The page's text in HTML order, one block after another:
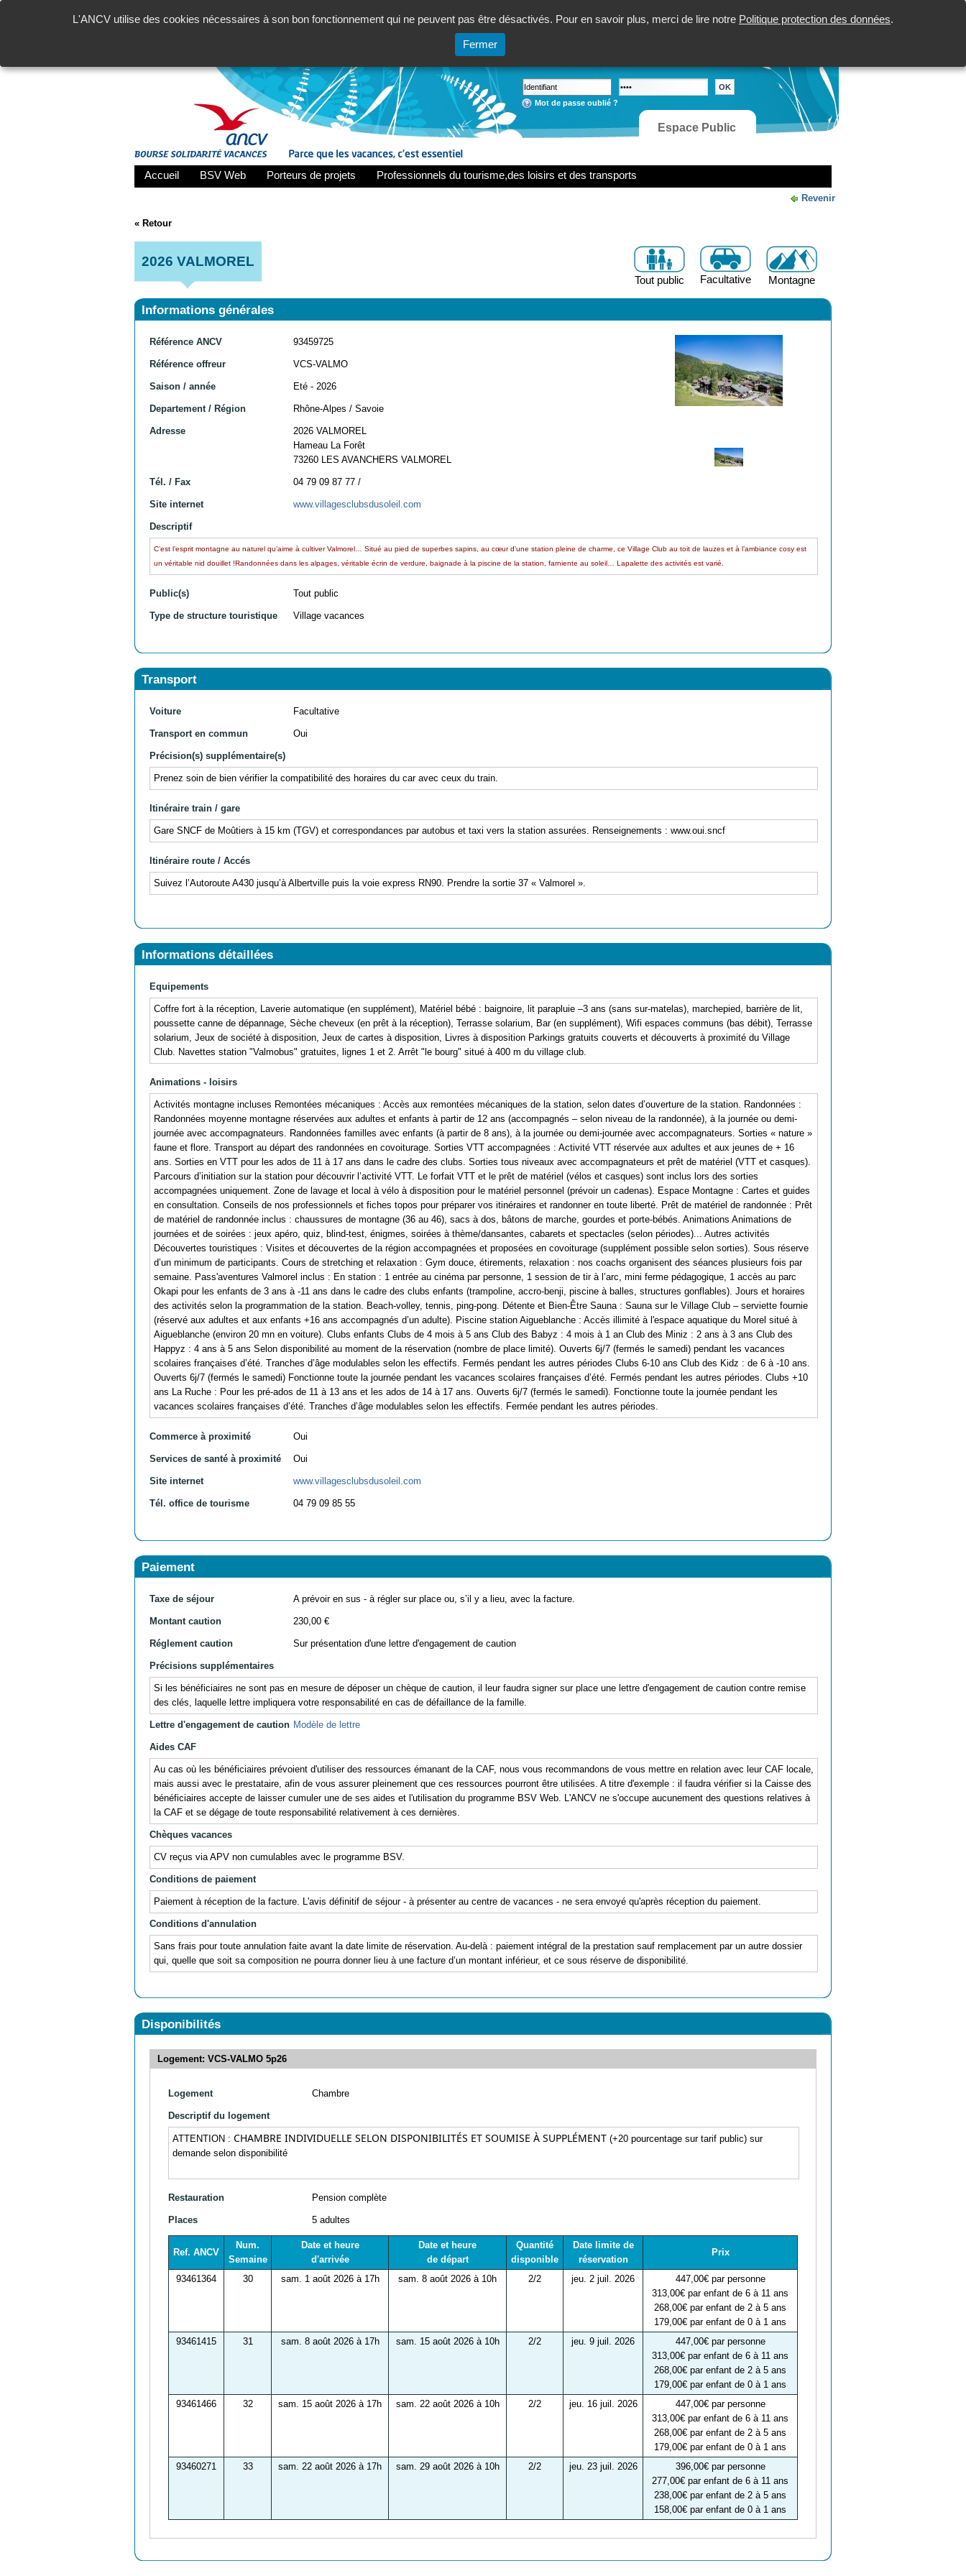
L'ANCV utilise des cookies nécessaires à son bon fonctionnement qui ne peuvent pas être désactivés. Pour en savoir plus, merci de lire notre Politique protection des données.
Fermer
Mot de passe oublié ?
Espace Public
Accueil BSV Web Porteurs de projets Professionnels du tourisme,des loisirs et des transports
Revenir
« Retour
2026 VALMOREL
Montagne
Facultative
Tout public
Informations générales
Référence ANCV 93459725
Référence offreur VCS-VALMO
Saison / année Eté - 2026
Departement / Région Rhône-Alpes / Savoie
Adresse
2026 VALMOREL
Hameau La Forêt
73260 LES AVANCHERS VALMOREL
Tél. / Fax 04 79 09 87 77 /
Site internet www.villagesclubsdusoleil.com
Descriptif
C’est l’esprit montagne au naturel qu’aime à cultiver Valmorel… Situé au pied de superbes sapins, au cœur d’une station pleine de charme, ce Village Club au toit de lauzes et à l’ambiance cosy est
un véritable nid douillet !Randonnées dans les alpages, véritable écrin de verdure, baignade à la piscine de la station, farniente au soleil… Lapalette des activités est varié.
Public(s) Tout public
Type de structure touristique Village vacances
Transport
Voiture Facultative
Transport en commun Oui
Précision(s) supplémentaire(s)
Prenez soin de bien vérifier la compatibilité des horaires du car avec ceux du train.
Itinéraire train / gare
Gare SNCF de Moûtiers à 15 km (TGV) et correspondances par autobus et taxi vers la station assurées. Renseignements : www.oui.sncf
Itinéraire route / Accés
Suivez l’Autoroute A430 jusqu’à Albertville puis la voie express RN90. Prendre la sortie 37 « Valmorel ».
Informations détaillées
Equipements
Coffre fort à la réception, Laverie automatique (en supplément), Matériel bébé : baignoire, lit parapluie –3 ans (sans sur-matelas), marchepied, barrière de lit,
poussette canne de dépannage, Sèche cheveux (en prêt à la réception), Terrasse solarium, Bar (en supplément), Wifi espaces communs (bas débit), Terrasse
solarium, Jeux de société à disposition, Jeux de cartes à disposition, Livres à disposition Parkings gratuits couverts et découverts à proximité du Village
Club. Navettes station "Valmobus" gratuites, lignes 1 et 2. Arrêt "le bourg" situé à 400 m du village club.
Animations - loisirs
Activités montagne incluses Remontées mécaniques : Accès aux remontées mécaniques de la station, selon dates d’ouverture de la station. Randonnées :
Randonnées moyenne montagne réservées aux adultes et enfants à partir de 12 ans (accompagnés – selon niveau de la randonnée), à la journée ou demi-
journée avec accompagnateurs. Randonnées familles avec enfants (à partir de 8 ans), à la journée ou demi-journée avec accompagnateurs. Sorties « nature »
faune et flore. Transport au départ des randonnées en covoiturage. Sorties VTT accompagnées : Activité VTT réservée aux adultes et aux jeunes de + 16
ans. Sorties en VTT pour les ados de 11 à 17 ans dans le cadre des clubs. Sorties tous niveaux avec accompagnateurs et prêt de matériel (VTT et casques).
Parcours d’initiation sur la station pour découvrir l’activité VTT. Le forfait VTT et le prêt de matériel (vélos et casques) sont inclus lors des sorties
accompagnées uniquement. Zone de lavage et local à vélo à disposition pour le matériel personnel (prévoir un cadenas). Espace Montagne : Cartes et guides
en consultation. Conseils de nos professionnels et fiches topos pour préparer vos itinéraires et randonner en toute liberté. Prêt de matériel de randonnée : Prêt
de matériel de randonnée inclus : chaussures de montagne (36 au 46), sacs à dos, bâtons de marche, gourdes et porte-bébés. Animations Animations de
journées et de soirées : jeux apéro, quiz, blind-test, énigmes, soirées à thème/dansantes, cabarets et spectacles (selon périodes)... Autres activités
Découvertes touristiques : Visites et découvertes de la région accompagnées et proposées en covoiturage (supplément possible selon sorties). Sous réserve
d’un minimum de participants. Cours de stretching et relaxation : Gym douce, étirements, relaxation : nos coachs organisent des séances plusieurs fois par
semaine. Pass'aventures Valmorel inclus : En station : 1 entrée au cinéma par personne, 1 session de tir à l’arc, mini ferme pédagogique, 1 accès au parc
Okapi pour les enfants de 3 ans à -11 ans dans le cadre des clubs enfants (trampoline, accro-benji, piscine à balles, structures gonflables). Jours et horaires
des activités selon la programmation de la station. Beach-volley, tennis, ping-pong. Détente et Bien-Être Sauna : Sauna sur le Village Club – serviette fournie
(réservé aux adultes et aux enfants +16 ans accompagnés d’un adulte). Piscine station Aigueblanche : Accès illimité à l'espace aquatique du Morel situé à
Aigueblanche (environ 20 mn en voiture). Clubs enfants Clubs de 4 mois à 5 ans Club des Babyz : 4 mois à 1 an Club des Miniz : 2 ans à 3 ans Club des
Happyz : 4 ans à 5 ans Selon disponibilité au moment de la réservation (nombre de place limité). Ouverts 6j/7 (fermés le samedi) pendant les vacances
scolaires françaises d’été. Tranches d’âge modulables selon les effectifs. Fermés pendant les autres périodes Clubs 6-10 ans Club des Kidz : de 6 à -10 ans.
Ouverts 6j/7 (fermés le samedi) Fonctionne toute la journée pendant les vacances scolaires françaises d’été. Fermés pendant les autres périodes. Clubs +10
ans La Ruche : Pour les pré-ados de 11 à 13 ans et les ados de 14 à 17 ans. Ouverts 6j/7 (fermés le samedi). Fonctionne toute la journée pendant les
vacances scolaires françaises d’été. Tranches d’âge modulables selon les effectifs. Fermée pendant les autres périodes.
Commerce à proximité Oui
Services de santé à proximité Oui
Site internet www.villagesclubsdusoleil.com
Tél. office de tourisme 04 79 09 85 55
Paiement
Taxe de séjour A prévoir en sus - à régler sur place ou, s’il y a lieu, avec la facture.
Montant caution 230,00 €
Réglement caution Sur présentation d'une lettre d'engagement de caution
Précisions supplémentaires
Si les bénéficiaires ne sont pas en mesure de déposer un chèque de caution, il leur faudra signer sur place une lettre d'engagement de caution contre remise
des clés, laquelle lettre impliquera votre responsabilité en cas de défaillance de la famille.
Lettre d'engagement de caution Modèle de lettre
Aides CAF
Au cas où les bénéficiaires prévoient d'utiliser des ressources émanant de la CAF, nous vous recommandons de vous mettre en relation avec leur CAF locale,
mais aussi avec le prestataire, afin de vous assurer pleinement que ces ressources pourront être utilisées. A titre d'exemple : il faudra vérifier si la Caisse des
bénéficiaires accepte de laisser cumuler une de ses aides et l'utilisation du programme BSV Web. L'ANCV ne s'occupe aucunement des questions relatives à
la CAF et se dégage de toute responsabilité relativement à ces dernières.
Chèques vacances
CV reçus via APV non cumulables avec le programme BSV.
Conditions de paiement
Paiement à réception de la facture. L'avis définitif de séjour - à présenter au centre de vacances - ne sera envoyé qu'après réception du paiement.
Conditions d'annulation
Sans frais pour toute annulation faite avant la date limite de réservation. Au-delà : paiement intégral de la prestation sauf remplacement par un autre dossier
qui, quelle que soit sa composition ne pourra donner lieu à une facture d’un montant inférieur, et ce sous réserve de disponibilité.
Disponibilités
Logement: VCS-VALMO 5p26
Logement Chambre
Descriptif du logement
ATTENTION : CHAMBRE INDIVIDUELLE SELON DISPONIBILITÉS ET SOUMISE À SUPPLÉMENT (+20 pourcentage sur tarif public) sur
demande selon disponibilité
Restauration Pension complète
Places 5 adultes
Ref. ANCV
Num.
Semaine
Date et heure
d'arrivée
Date et heure
de départ
Quantité
disponible
Date limite de
réservation
Prix
93461364 30 sam. 1 août 2026 à 17h sam. 8 août 2026 à 10h 2/2 jeu. 2 juil. 2026
447,00€ par personne
313,00€ par enfant de 6 à 11 ans
268,00€ par enfant de 2 à 5 ans
179,00€ par enfant de 0 à 1 ans
93461415
31 sam. 8 août 2026 à 17h sam. 15 août 2026 à 10h 2/2 jeu. 9 juil. 2026
447,00€ par personne
313,00€ par enfant de 6 à 11 ans
268,00€ par enfant de 2 à 5 ans
179,00€ par enfant de 0 à 1 ans
93461466
32 sam. 15 août 2026 à 17h sam. 22 août 2026 à 10h 2/2 jeu. 16 juil. 2026
447,00€ par personne
313,00€ par enfant de 6 à 11 ans
268,00€ par enfant de 2 à 5 ans
179,00€ par enfant de 0 à 1 ans
93460271
33 sam. 22 août 2026 à 17h sam. 29 août 2026 à 10h 2/2 jeu. 23 juil. 2026
396,00€ par personne
277,00€ par enfant de 6 à 11 ans
238,00€ par enfant de 2 à 5 ans
158,00€ par enfant de 0 à 1 ans